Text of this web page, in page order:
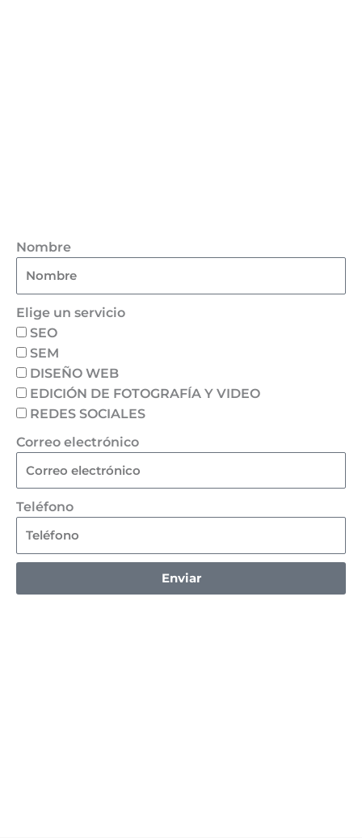
Nombre
Elige un servicio
SEO
SEM
DISEÑO WEB
EDICIÓN DE FOTOGRAFÍA Y VIDEO
REDES SOCIALES
Correo electrónico
Teléfono
Enviar